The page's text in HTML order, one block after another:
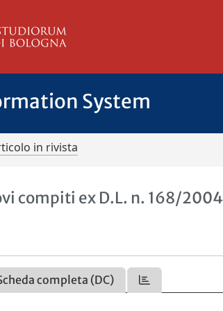
System
in rivista
compiti ex D.L. n. 168/2004
completa (DC)